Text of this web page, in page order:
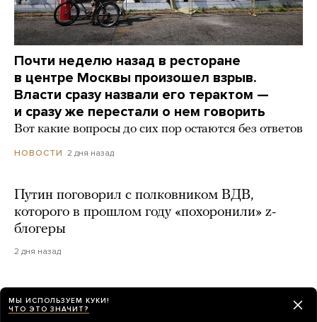
Почти неделю назад в ресторане
в центре Москвы произошел взрыв.
Власти сразу назвали его терактом —
и сразу же перестали о нем говорить
Вот какие вопросы до сих пор остаются без ответов
НОВОСТИ 2 дня назад
Путин поговорил с полковником ВДВ,
которого в прошлом году «похоронили» z-
блогеры
2 дня назад
слышали в разных частях города. Что это
МЫ ИСПОЛЬЗУЕМ КУКИ!
ЧТО ЭТО ЗНАЧИТ?